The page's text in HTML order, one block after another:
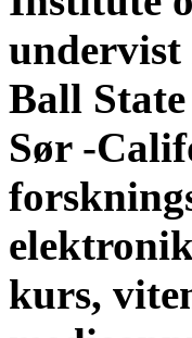
undervist
Ball
Sør -
kurs,